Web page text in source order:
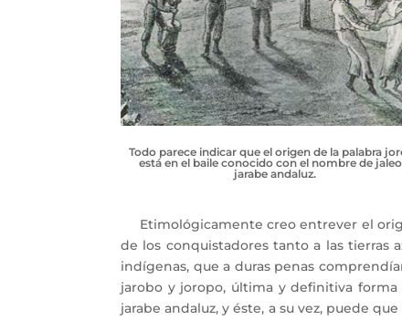
Todo parece indicar que el origen de la palabra
está en el baile conocido con el nombre de
jarabe andaluz.
Etimológicamente creo entrever el
de los conquistadores tanto a las tierras
indígenas, que a duras penas
jarobo y joropo, última y definitiva
jarabe andaluz, y éste, a su vez, puede